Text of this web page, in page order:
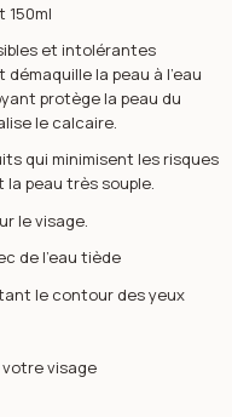
150ml
et intolérantes
la peau à l’eau
protège la peau du
le calcaire.
qui minimisent les risques
peau très souple.
le visage.
de l’eau tiède
le contour des yeux
visage